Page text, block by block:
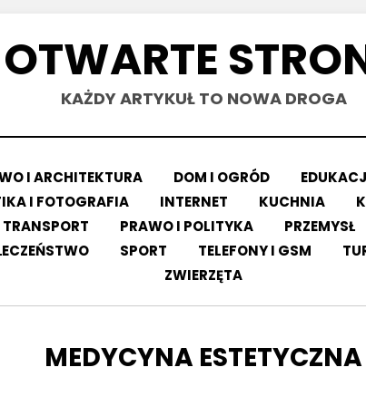
OTWARTE
KAŻDY ARTYKUŁ TO NOWA DROGA
I ARCHITEKTURA DOM I OGRÓD
I FOTOGRAFIA INTERNET KUCHNIA
PRAWO I POLITYKA PRZEMYSŁ
SPORT TELEFONY I GSM
ZWIERZĘTA
TAG
:
MEDYCYNA ESTETYCZNA